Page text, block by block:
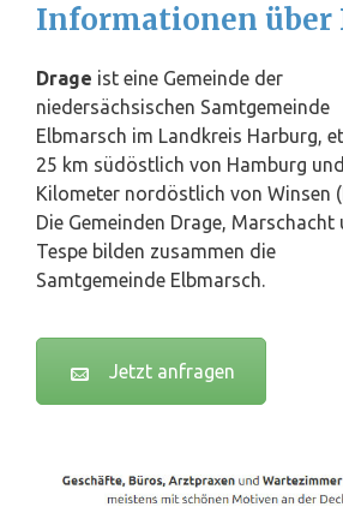
Informationen über
Drage ist eine Gemeinde der
niedersächsischen Samtgemeinde
Elbmarsch im Landkreis Harburg,
25 km südöstlich von Hamburg
Kilometer nordöstlich von Winsen
Die Gemeinden Drage, Marschacht
Tespe bilden zusammen die
Samtgemeinde Elbmarsch.
Jetzt anfragen